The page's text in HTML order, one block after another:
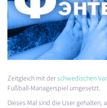
Zeitgleich mit derschwedischen
Fußball-Managerspiel umgesetzt.
Dieses Mal sind die User gehalten,